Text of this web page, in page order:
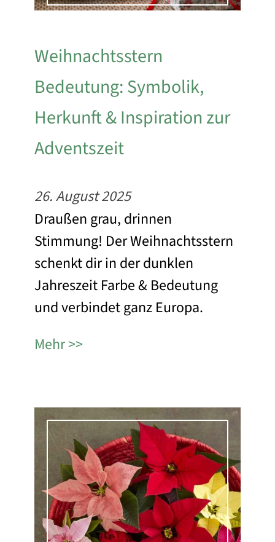
Weihnachtsstern
Bedeutung: Symbolik,
Herkunft & Inspiration zur
Adventszeit
26. August 2025
Draußen grau, drinnen
Stimmung! Der Weihnachtsstern
schenkt dir in der dunklen
Jahreszeit Farbe & Bedeutung
und verbindet ganz Europa.
Mehr